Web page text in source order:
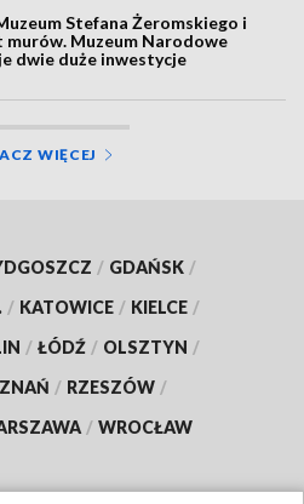
Stefana Żeromskiego i
murów. Muzeum Narodowe
dwie duże inwestycje
WIĘCEJ
/ GDAŃSK /
/ KATOWICE / KIELCE /
/ ŁÓDŹ / OLSZTYN /
/ RZESZÓW /
/ WROCŁAW